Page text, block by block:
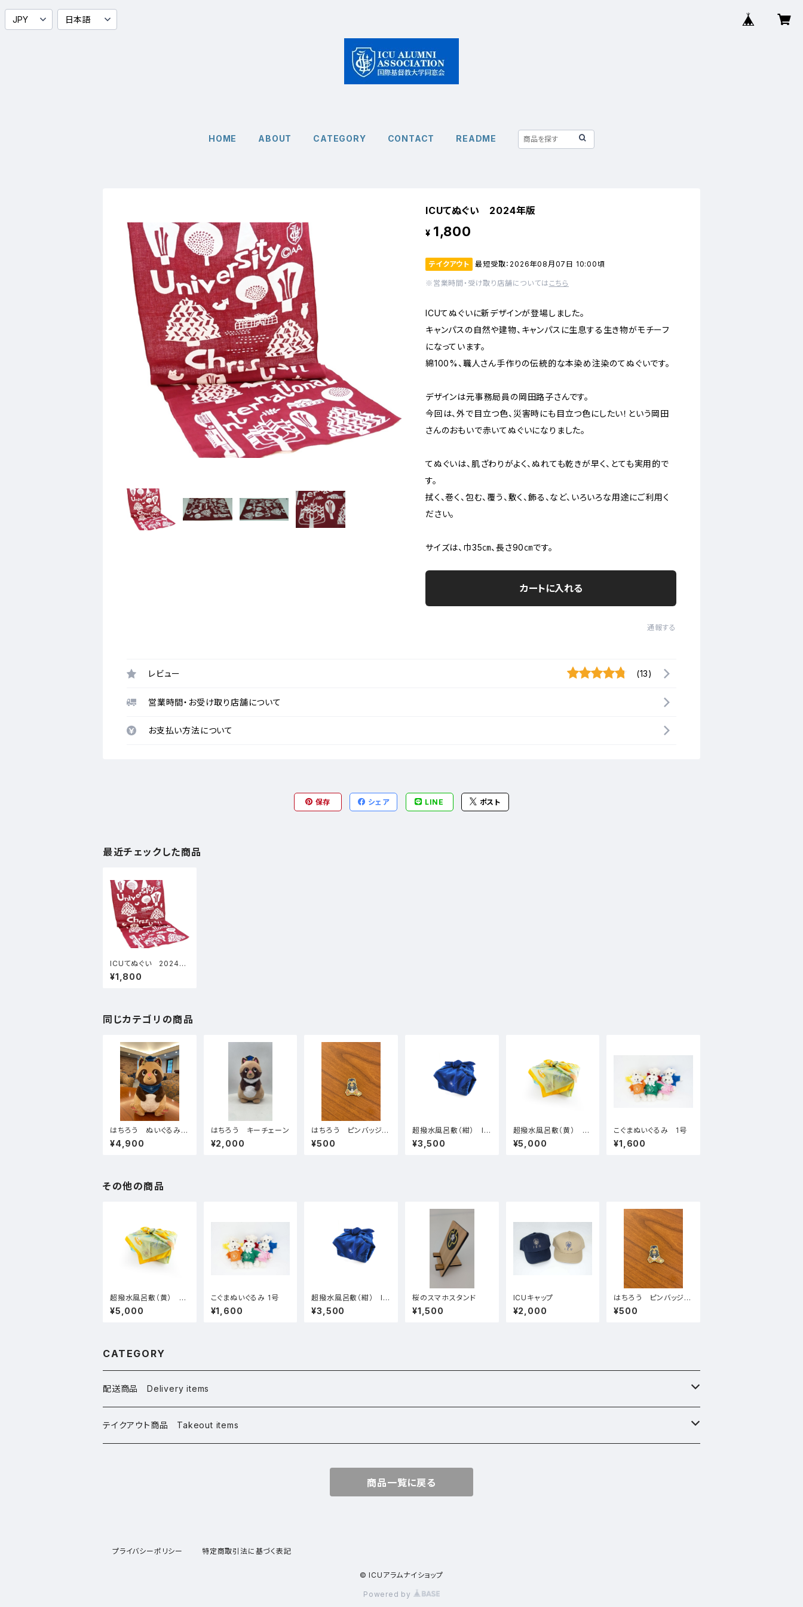
HOME ABOUT CATEGORY CONTACT README
ICUてぬぐい 2024年版
¥ 1,800
テイクアウト 最短受取：2026年08月07日 10:00頃
※営業時間・受け取り店舗については こちら
ICUてぬぐいに新デザインが登場しました。
キャンパスの自然や建物、キャンパスに生息する生き物がモチーフ
になっています。
綿100%、職人さん手作りの伝統的な本染め注染のてぬぐいです。
デザインは元事務局員の岡田路子さんです。
今回は、外で目立つ色、災害時にも目立つ色にしたい！という岡田
さんのおもいで赤いてぬぐいになりました。
てぬぐいは、肌ざわりがよく、ぬれても乾きが早く、とても実用的で
す。
拭く、巻く、包む、覆う、敷く、飾る、など、いろいろな用途にご利用く
ださい。
サイズは、巾35㎝、長さ90㎝です。
カートに入れる
通報する
レビュー (13)
営業時間・お受け取り店舗について
お支払い方法について
保存 シェア LINE ポスト
最近チェックした商品
ICUてぬぐい 2024年
版
¥1,800
同じカテゴリの商品
はちろう ぬいぐるみ
同窓会スカーフ付
¥4,900
はちろう キーチェーン
¥2,000
はちろう ピンバッジ
（おすわり）
¥500
超撥水風呂敷（紺） IC
Uの構図柄
¥3,500
超撥水風呂敷（黄） キ
ャンパスマップ柄
¥5,000
こぐまぬいぐるみ 1号
¥1,600
その他の商品
超撥水風呂敷（黄） キ
ャンパスマップ柄
¥5,000
こぐまぬいぐるみ 1号
¥1,600
超撥水風呂敷（紺） IC
Uの構図柄
¥3,500
桜のスマホスタンド
¥1,500
ICUキャップ
¥2,000
はちろう ピンバッジ
（おすわり）
¥500
CATEGORY
配送商品 Delivery items
桜グッズ Sakura Goods
テイクアウト商品 Takeout items
商品一覧に戻る
プライバシーポリシー 特定商取引法に基づく表記
© ICUアラムナイショップ
Powered by